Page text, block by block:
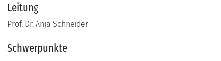
Leitung
Prof. Dr. Anja Schneider
Schwerpunkte